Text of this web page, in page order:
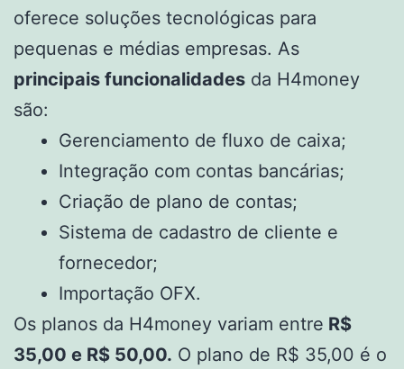
oferece soluções tecnológicas para
pequenas e médias empresas. As
principais funcionalidades da H4money
são:
Gerenciamento de fluxo de caixa;
Integração com contas bancárias;
Criação de plano de contas;
Sistema de cadastro de cliente e
fornecedor;
Importação OFX.
Os planos da H4money variam entre R$
35,00 e R$ 50,00. O plano de R$ 35,00 é o